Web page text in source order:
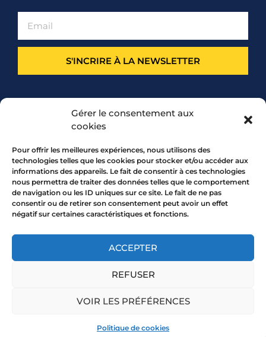
Gérer le consentement aux
cookies
Pour offrir les meilleures expériences, nous utilisons des
technologies telles que les cookies pour stocker et/ou accéder aux
informations des appareils. Le fait de consentir à ces technologies
nous permettra de traiter des données telles que le comportement
de navigation ou les ID uniques sur ce site. Le fait de ne pas
consentir ou de retirer son consentement peut avoir un effet
négatif sur certaines caractéristiques et fonctions.
ACCEPTER
REFUSER
VOIR LES PRÉFÉRENCES
Politique de cookies
S'INCRIRE À LA NEWSLETTER